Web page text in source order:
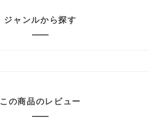
ジャンルから探す
この商品のレビュー